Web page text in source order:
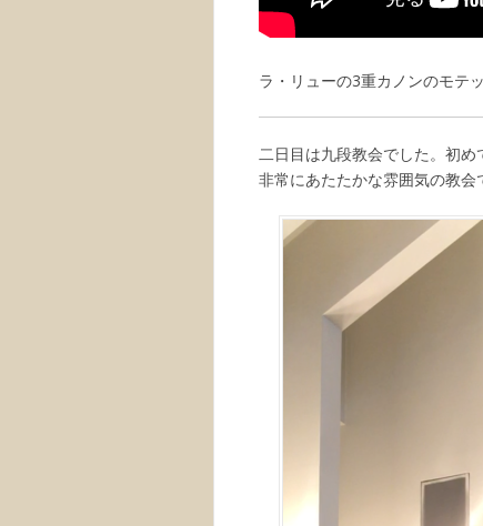
ラ・リューの3重カノンのモテ
二日目は九段教会でした。初
非常にあたたかな雰囲気の教会